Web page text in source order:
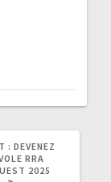
: ARTICLE
SUIVANT
:
DEVENEZ
RRA
2025